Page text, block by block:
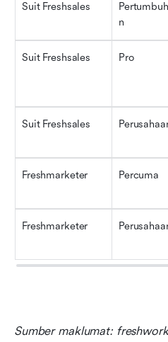
Suit Freshsales
n
Suit Freshsales Pro
Suit Freshsales
Freshmarketer Percuma
Freshmarketer
Sumber maklumat: